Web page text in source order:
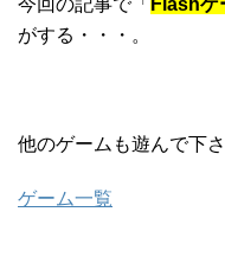
今回の記事で「 Flashゲ
がする・・・。
他のゲームも遊んで下さ
ゲーム一覧